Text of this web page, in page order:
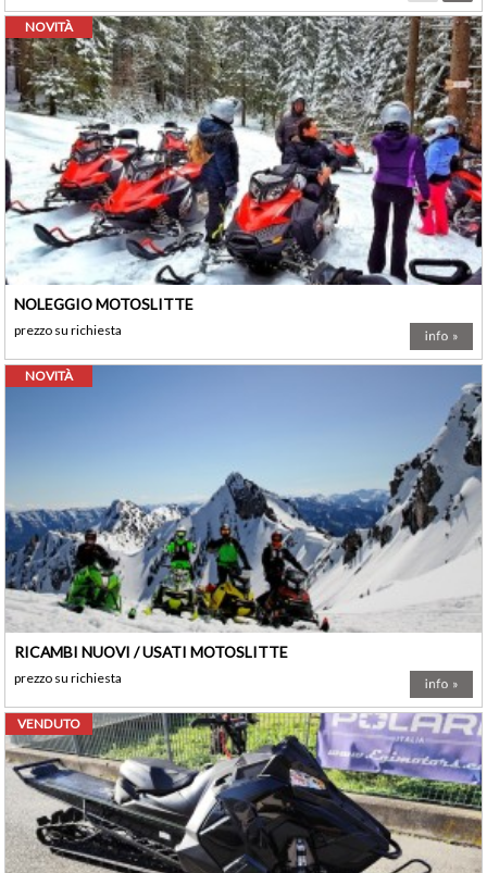
NOLEGGIO MOTOSLITTE
NOVITÀ
prezzo su richiesta
RICAMBI NUOVI / USATI MOTOSLITTE
NOVITÀ
prezzo su richiesta
VENDUTO